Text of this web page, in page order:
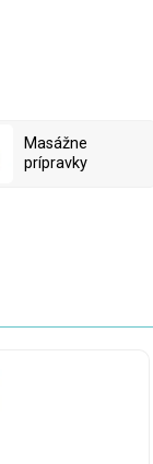
Masážne
prípravky